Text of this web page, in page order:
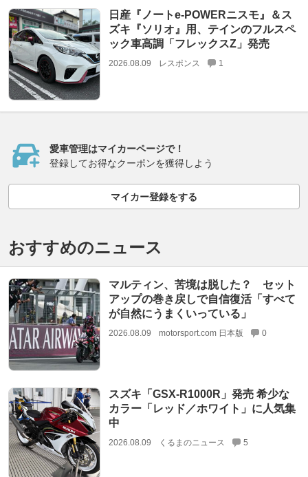
日産『ノートe-POWERニスモ』＆ス
ズキ『ソリオ』用、テインのフルスペ
ック車高調「フレックスZ」発売
2026.08.09 レスポンス 1
愛車管理はマイカーページで！
登録してお得なクーポンを獲得しよう
マイカー登録をする
おすすめのニュース
マルティン、苦境は脱した？ セット
アップの巻き戻しで自信復活「すべて
が自然にうまくいっている」
2026.08.09 motorsport.com 日本版 0
スズキ「GSX-R1000R」発売 希少な
カラー「レッド／ホワイト」に人気集
中
2026.08.09 くるまのニュース 5